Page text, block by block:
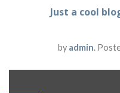
Just a cool
by admin.